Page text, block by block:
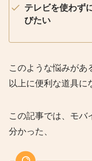
テレビを使わず
びたい
このような悩みがあ
以上に便利な道具に
この記事では、モバ
分かった、